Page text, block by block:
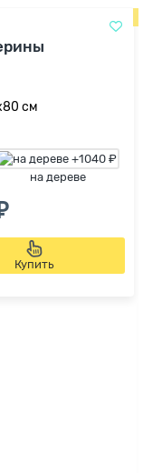
см
на дереве
Купить